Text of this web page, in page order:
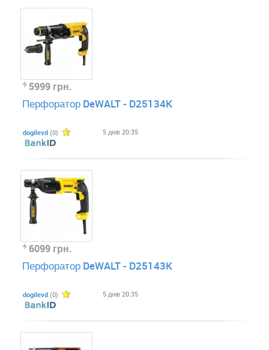
5999 грн.
Перфоратор DeWALT - D25134K
dogilevd (0) 5 днів 20:35
6099 грн.
Перфоратор DeWALT - D25143K
dogilevd (0) 5 днів 20:35